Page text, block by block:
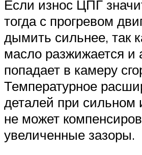
Если износ ЦПГ
тогда с прогревом
дымить сильнее, так
масло разжижается и
попадает в камеру
Температурное
деталей при сильном
не может
увеличенные зазоры.